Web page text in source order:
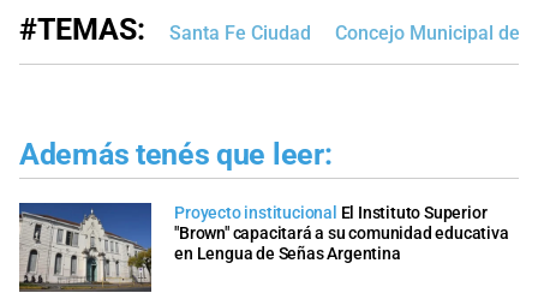
#TEMAS: Santa Fe Ciudad Concejo Municipal de
Además tenés que leer:
Proyecto institucional El Instituto Superior
"Brown" capacitará a su comunidad educativa
en Lengua de Señas Argentina